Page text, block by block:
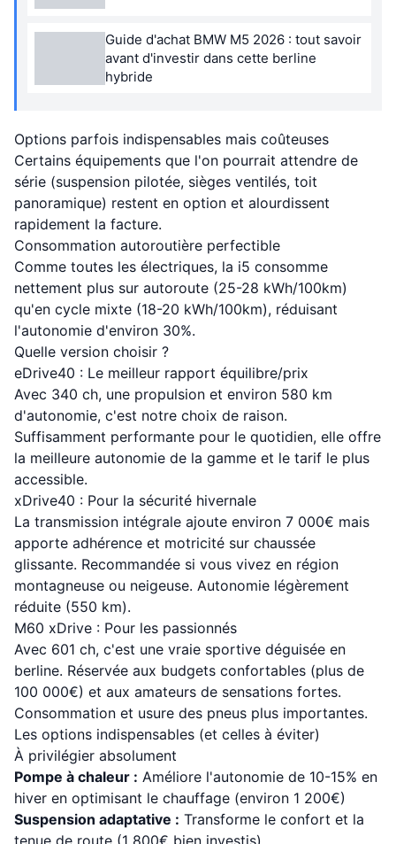
Guide d'achat BMW M5 2026 : tout savoir
avant d'investir dans cette berline
hybride
Options parfois indispensables mais coûteuses
Certains équipements que l'on pourrait attendre de
série (suspension pilotée, sièges ventilés, toit
panoramique) restent en option et alourdissent
rapidement la facture.
Consommation autoroutière perfectible
Comme toutes les électriques, la i5 consomme
nettement plus sur autoroute (25-28 kWh/100km)
qu'en cycle mixte (18-20 kWh/100km), réduisant
l'autonomie d'environ 30%.
Quelle version choisir ?
eDrive40 : Le meilleur rapport équilibre/prix
Avec 340 ch, une propulsion et environ 580 km
d'autonomie, c'est notre choix de raison.
Suffisamment performante pour le quotidien, elle offre
la meilleure autonomie de la gamme et le tarif le plus
accessible.
xDrive40 : Pour la sécurité hivernale
La transmission intégrale ajoute environ 7 000€ mais
apporte adhérence et motricité sur chaussée
glissante. Recommandée si vous vivez en région
montagneuse ou neigeuse. Autonomie légèrement
réduite (550 km).
M60 xDrive : Pour les passionnés
Avec 601 ch, c'est une vraie sportive déguisée en
berline. Réservée aux budgets confortables (plus de
100 000€) et aux amateurs de sensations fortes.
Consommation et usure des pneus plus importantes.
Les options indispensables (et celles à éviter)
À privilégier absolument
Pompe à chaleur : Améliore l'autonomie de 10-15% en
hiver en optimisant le chauffage (environ 1 200€)
Suspension adaptative : Transforme le confort et la
tenue de route (1 800€ bien investis)